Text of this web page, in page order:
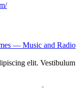
— Music and Radio
elit. Vestibulum